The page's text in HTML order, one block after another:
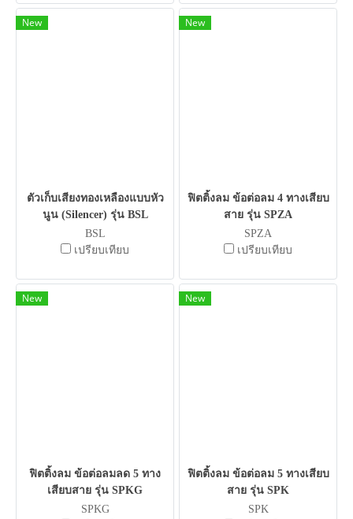
New
ตัวเก็บเสียงทองเหลืองแบบหัว
นูน (Silencer) รุ่น BSL
BSL
เปรียบเทียบ
New
ฟิตติ้งลม ข้อต่อลม 4 ทางเสียบ
สาย รุ่น SPZA
SPZA
เปรียบเทียบ
New
ฟิตติ้งลม ข้อต่อลมลด 5 ทาง
เสียบสาย รุ่น SPKG
SPKG
New
ฟิตติ้งลม ข้อต่อลม 5 ทางเสียบ
สาย รุ่น SPK
SPK